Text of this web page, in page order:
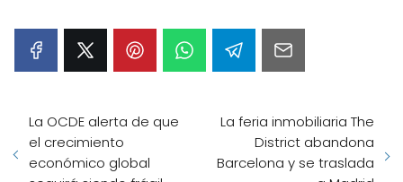
La OCDE alerta de que
el crecimiento
económico global
La feria inmobiliaria The
District abandona
Barcelona y se traslada